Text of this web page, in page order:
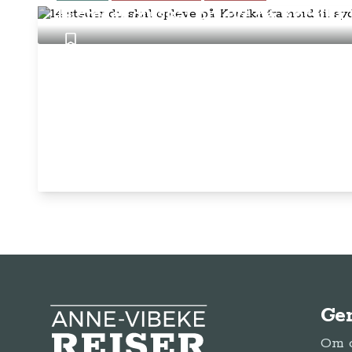
14 steder du skal opleve på Korsika
Anne-Vibeke Rejser
Om